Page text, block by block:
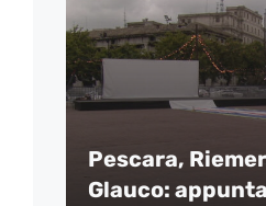
Pescara,
Glauco: